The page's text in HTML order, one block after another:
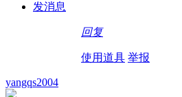
发消息
回复
使用道具 举报
yangqs2004